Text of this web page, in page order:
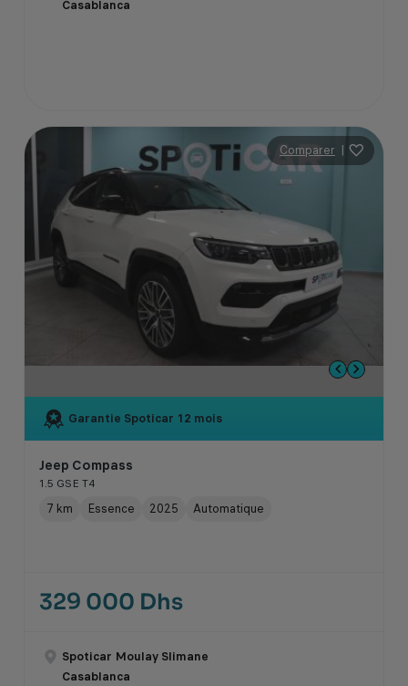
Casablanca
Comparer |
Garantie Spoticar 12 mois
Jeep Compass
1.5 GSE T4
7 km Essence 2025 Automatique
329 000 Dhs
Spoticar Moulay Slimane
Casablanca